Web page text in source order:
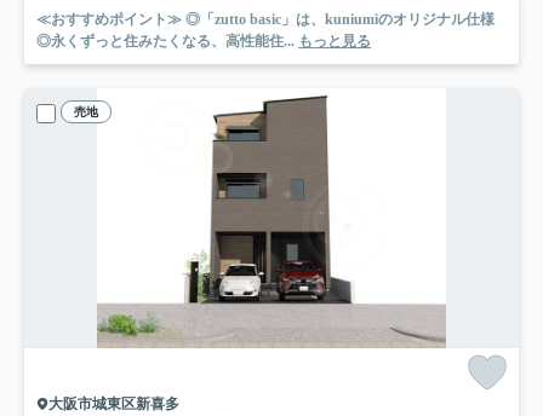
≪おすすめポイント≫ ◎「zutto basic」は、kuniumiのオリジナル仕様
◎永くずっと住みたくなる、高性能住... もっと見る
売地
大阪市城東区新喜多